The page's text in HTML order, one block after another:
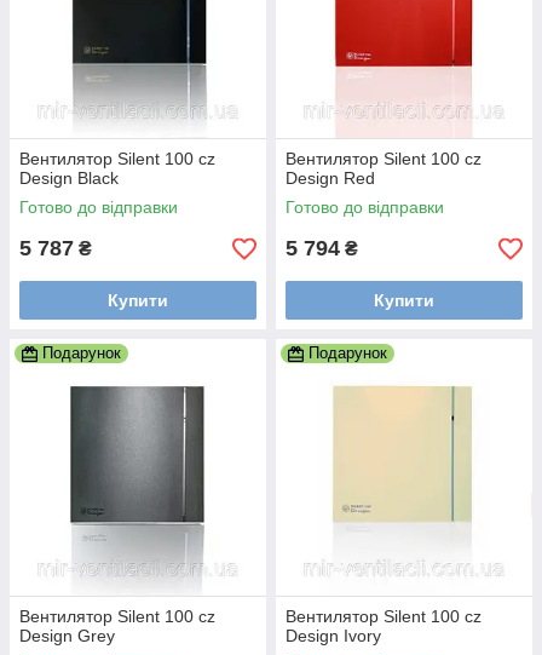
Вентилятор Silent 100 cz
Design Black
Готово до відправки
5 787 ₴
Купити
Вентилятор Silent 100 cz
Design Red
Готово до відправки
5 794 ₴
Купити
Подарунок
Вентилятор Silent 100 cz
Design Grey
Подарунок
Вентилятор Silent 100 cz
Design Ivory